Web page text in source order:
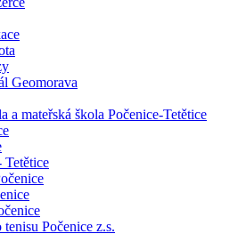
Geomorava
a mateřská škola Počenice-Tetětice
Tetětice
Počenice z.s.